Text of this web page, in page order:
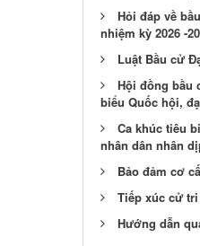
Hỏi đáp về
nhiệm kỳ 2026 -
Luật Bầu cử
Hội đồng bầu
biểu Quốc hội,
Ca khúc tiêu
nhân dân nhân
Bảo đảm cơ
Tiếp xúc cử
Hướng dẫn